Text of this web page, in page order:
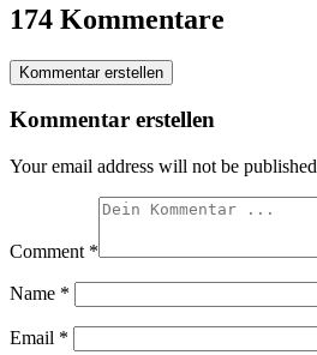
174 Kommentare
Kommentar erstellen
Kommentar erstellen
Your email address will not be
Comment *
Name *
Email *